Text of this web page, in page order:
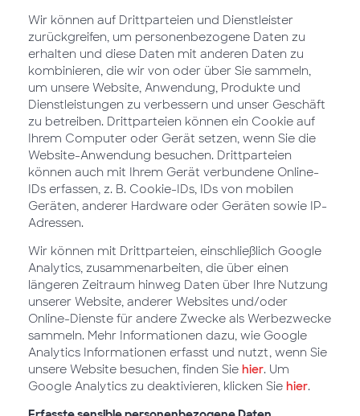
Wir können auf Drittparteien und Dienstleister
zurückgreifen, um personenbezogene Daten zu
erhalten und diese Daten mit anderen Daten zu
kombinieren, die wir von oder über Sie sammeln,
um unsere Website, Anwendung, Produkte und
Dienstleistungen zu verbessern und unser Geschäft
zu betreiben. Drittparteien können ein Cookie auf
Ihrem Computer oder Gerät setzen, wenn Sie die
Website-Anwendung besuchen. Drittparteien
können auch mit Ihrem Gerät verbundene Online-
IDs erfassen, z. B. Cookie-IDs, IDs von mobilen
Geräten, anderer Hardware oder Geräten sowie IP-
Adressen.
Wir können mit Drittparteien, einschließlich Google
Analytics, zusammenarbeiten, die über einen
längeren Zeitraum hinweg Daten über Ihre Nutzung
unserer Website, anderer Websites und/oder
Online-Dienste für andere Zwecke als Werbezwecke
sammeln. Mehr Informationen dazu, wie Google
Analytics Informationen erfasst und nutzt, wenn Sie
unsere Website besuchen, finden Sie hier. Um
Google Analytics zu deaktivieren, klicken Sie hier.